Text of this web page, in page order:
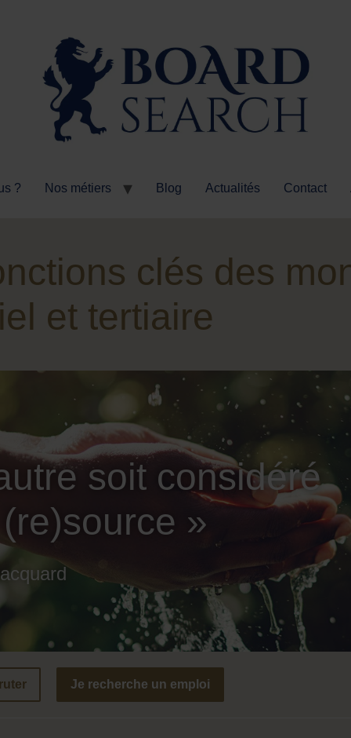
? Nos métiers Blog Actualités Contact
clés des
et tertiaire
soit considéré
»​
Je recherche un emploi